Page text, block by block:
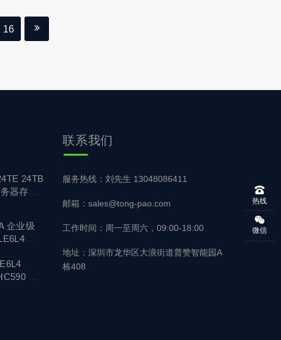
16
24TB
器存储
企业级
企
联系我们
服务热线：刘先生 13048086411
邮箱：sales@tong-pao.com
工作时间：周一至周六，09:00-18:00
地址：深圳市龙华区大浪街道普赞智能园A
栋408
热线
微信